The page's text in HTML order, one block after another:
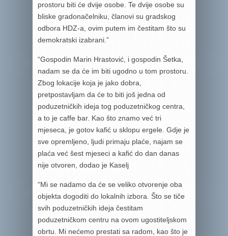
prostoru biti će dvije osobe. Te dvije osobe su
bliske gradonačelniku, članovi su gradskog
odbora HDZ-a, ovim putem im čestitam što su
demokratski izabrani.”
“Gospodin Marin Hrastović, i gospodin Šetka,
nadam se da će im biti ugodno u tom prostoru.
Zbog lokacije koja je jako dobra,
pretpostavljam da će to biti još jedna od
poduzetničkih ideja tog poduzetničkog centra,
a to je caffe bar. Kao što znamo već tri
mjeseca, je gotov kafić u sklopu ergele. Gdje je
sve opremljeno, ljudi primaju plaće, najam se
plaća već šest mjeseci a kafić do dan danas
nije otvoren, dodao je Kaselj
“Mi se nadamo da će se veliko otvorenje oba
objekta dogoditi do lokalnih izbora. Što se tiče
svih poduzetničkih ideja čestitam
poduzetničkom centru na ovom ugostiteljskom
obrtu. Mi nećemo prestati sa radom, kao što je